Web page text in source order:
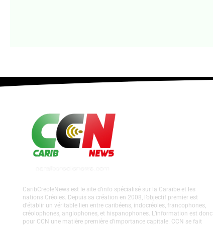
CaribCreoleNews est le site d’info spécialisé sur la Caraïbe et les
nations Créoles. Depuis sa création en 2008, l’objectif premier est
d’établir un véritable lien entre caribéens, indocréoles, francophones,
créolophones, anglophones, et hispanophones. L’information est donc
pour CCN une matière première d’importance capitale. CCN se fait